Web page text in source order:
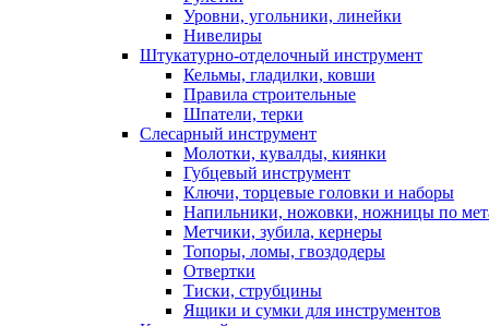
Уровни, угольники, линейки
Нивелиры
Штукатурно-отделочный инструмент
Кельмы, гладилки, ковши
Правила строительные
Шпатели, терки
Слесарный инструмент
Молотки, кувалды, киянки
Губцевый инструмент
Ключи, торцевые головки и наборы
Напильники, ножовки, ножницы по
Метчики, зубила, кернеры
Топоры, ломы, гвоздодеры
Отвертки
Тиски, струбцины
Ящики и сумки для инструментов